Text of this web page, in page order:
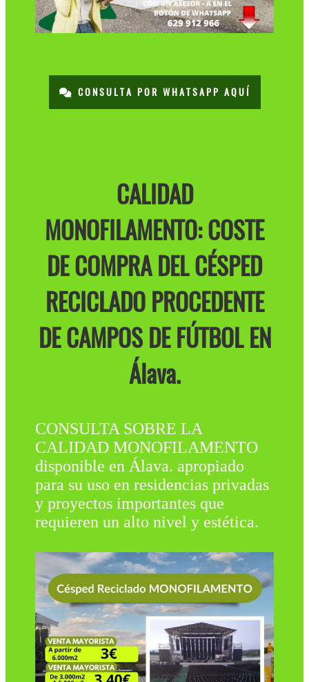
CONSULTA POR WHATSAPP AQUÍ
CALIDAD
MONOFILAMENTO: COSTE
DE COMPRA DEL CÉSPED
RECICLADO PROCEDENTE
DE CAMPOS DE FÚTBOL EN
Álava.
CONSULTA SOBRE LA
CALIDAD MONOFILAMENTO
disponible en Álava. apropiado
para su uso en residencias privadas
y proyectos importantes que
requieren un alto nivel y estética.